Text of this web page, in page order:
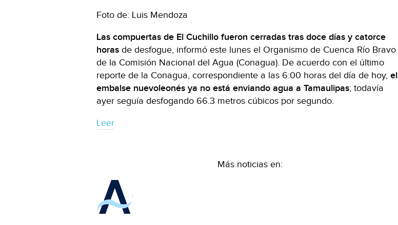
Foto de: Luis Mendoza
Las compuertas de El Cuchillo fueron cerradas tras doce días y catorce
horas de desfogue, informó este lunes el Organismo de Cuenca Río Bravo
de la Comisión Nacional del Agua (Conagua). De acuerdo con el último
reporte de la Conagua, correspondiente a las 6:00 horas del día de hoy, el
embalse nuevoleonés ya no está enviando agua a Tamaulipas; todavía
ayer seguía desfogando 66.3 metros cúbicos por segundo.
Leer
Más noticias en: